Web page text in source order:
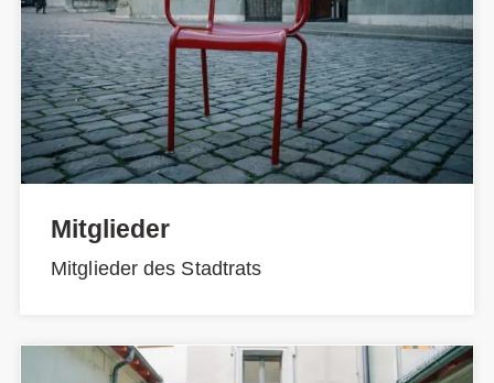
Mitglieder
Mitglieder des Stadtrats